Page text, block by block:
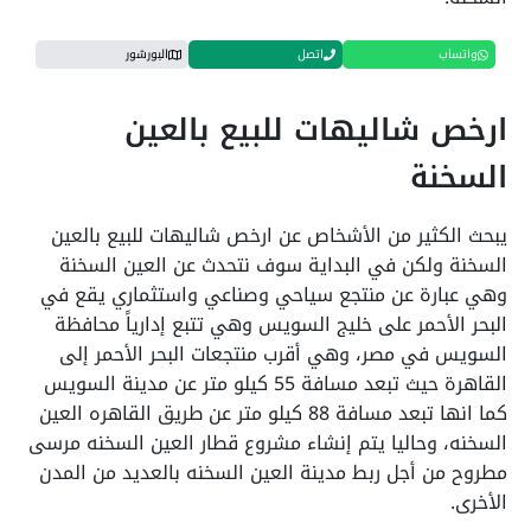
واتساب اتصل البورشور
ارخص شاليهات للبيع بالعين
السخنة
يبحث الكثير من الأشخاص عن ارخص شاليهات للبيع بالعين
السخنة ولكن في البداية سوف نتحدث عن العين السخنة
وهي عبارة عن منتجع سياحي وصناعي واستثماري يقع في
البحر الأحمر على خليج السويس وهي تتبع إدارياً محافظة
السويس في مصر، وهي أقرب منتجعات البحر الأحمر إلى
القاهرة حيث تبعد مسافة 55 كيلو متر عن مدينة السويس
كما انها تبعد مسافة 88 كيلو متر عن طريق القاهره العين
السخنه، وحاليا يتم إنشاء مشروع قطار العين السخنه مرسى
مطروح من أجل ربط مدينة العين السخنه بالعديد من المدن
الأخرى.